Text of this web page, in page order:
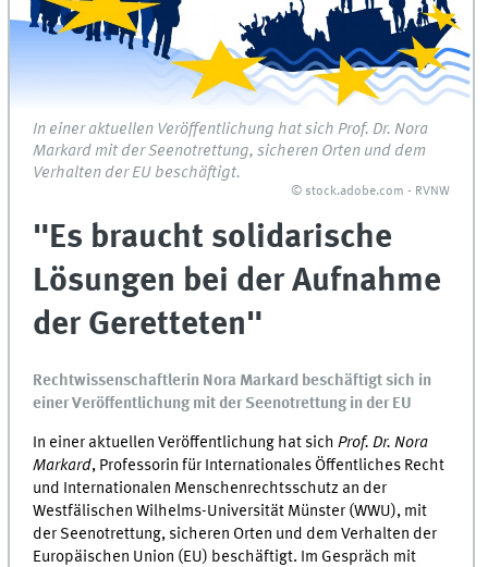
In einer aktuellen Veröffentlichung hat sich Prof. Dr. Nora
Markard mit der Seenotrettung, sicheren Orten und dem
Verhalten der EU beschäftigt.
© stock.adobe.com - RVNW
"Es braucht solidarische
Lösungen bei der Aufnahme
der Geretteten"
Rechtwissenschaftlerin Nora Markard beschäftigt sich in
einer Veröffentlichung mit der Seenotrettung in der EU
In einer aktuellen Veröffentlichung hat sichProf.Dr. Nora
Markard, Professorin für Internationales Öffentliches Recht
und Internationalen Menschenrechtsschutz an der
Westfälischen Wilhelms-Universität Münster (WWU), mit
der Seenotrettung, sicheren Orten und dem Verhalten der
Europäischen Union (EU) beschäftigt. Im Gespräch mit